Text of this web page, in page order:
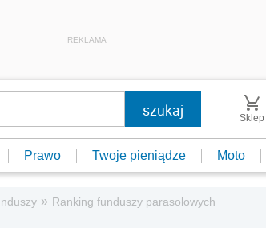
REKLAMA
Sklep
Prawo Twoje pieniądze Moto
» Ranking funduszy parasolowych